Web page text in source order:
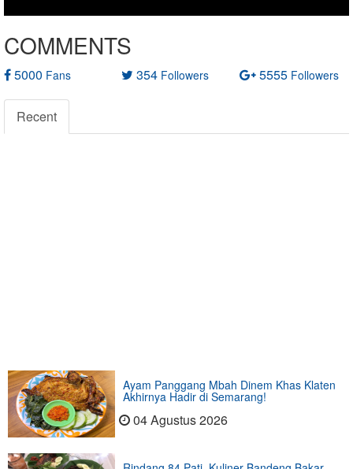
COMMENTS
5000 Fans 354 Followers 5555 Followers
Recent
Ayam Panggang Mbah Dinem Khas Klaten
Akhirnya Hadir di Semarang!
04 Agustus 2026